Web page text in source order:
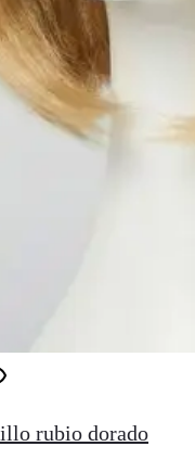
rubio dorado